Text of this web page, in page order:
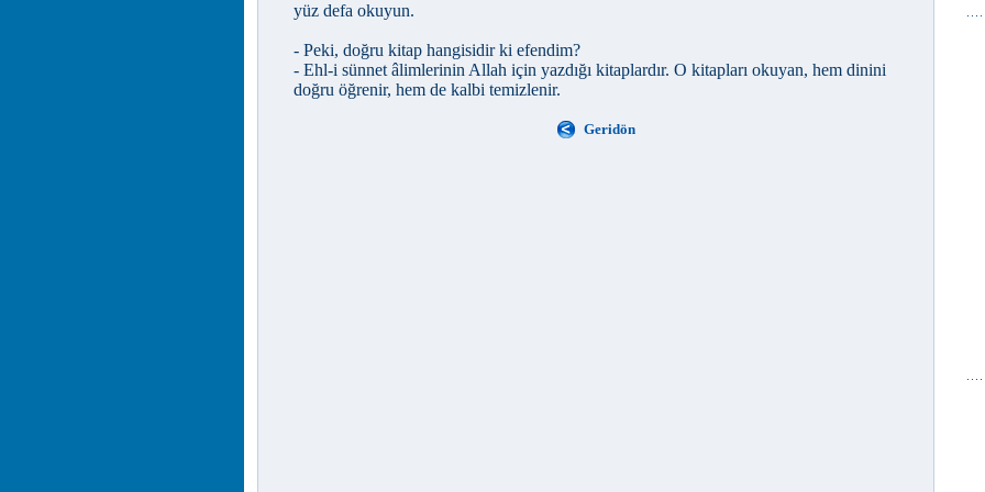
yüz defa okuyun.
- Peki, doğru kitap hangisidir ki efendim?
- Ehl-i sünnet âlimlerinin Allah için yazdığı kitaplardır. O kitapları okuyan, hem dinini
doğru öğrenir, hem de kalbi temizlenir.
Geridön